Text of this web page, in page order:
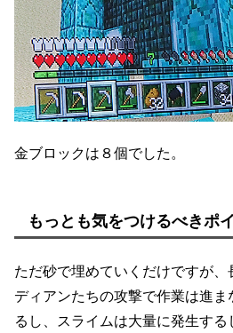
金ブロックは８個でした。
もっとも気をつけるべきポ
ただ砂で埋めていくだけですが
ディアンたちの攻撃で作業は進
るし、スライムは大量に発生する